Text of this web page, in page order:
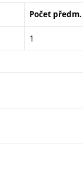
Počet předm.
1